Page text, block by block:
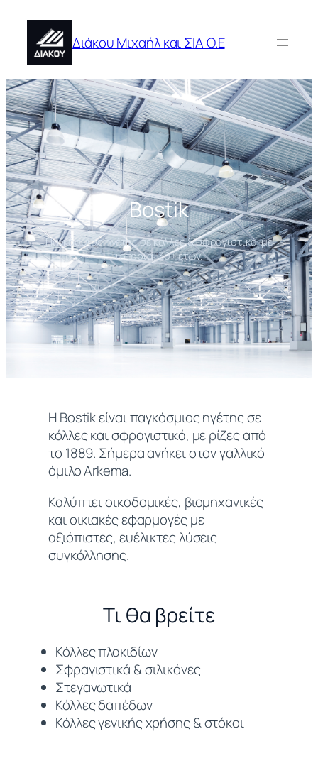
περιεχόμενοΔιάκου Μιχαήλ και ΣΙΑ Ο.Ε
Bostik
Παγκόσμιος ηγέτης σε κόλλες & σφραγιστικά, με
ιστορία 130+ ετών.
Η Bostik είναι παγκόσμιος ηγέτης σε
κόλλες και σφραγιστικά, με ρίζες από
το 1889. Σήμερα ανήκει στον γαλλικό
όμιλο Arkema.
Καλύπτει οικοδομικές, βιομηχανικές
και οικιακές εφαρμογές με
αξιόπιστες, ευέλικτες λύσεις
συγκόλλησης.
Τι θα βρείτε
Κόλλες πλακιδίων
Σφραγιστικά & σιλικόνες
Στεγανωτικά
Κόλλες δαπέδων
Κόλλες γενικής χρήσης & στόκοι